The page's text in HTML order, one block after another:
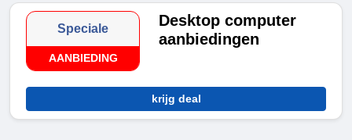
Speciale
AANBIEDING
Desktop computer
aanbiedingen
krijg deal